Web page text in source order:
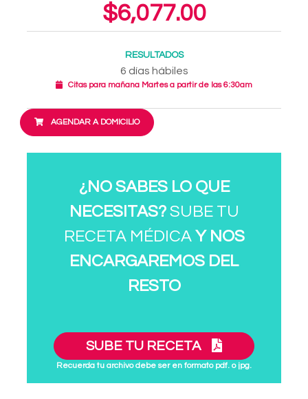
$6,077.00
RESULTADOS
6 días hábiles
Citas para mañana Martes a partir de las 6:30am
AGENDAR A DOMICILIO
¿NO SABES LO QUE
NECESITAS?SUBE TU
RECETA MÉDICA Y NOS
ENCARGAREMOS DEL
RESTO
SUBE TU RECETA
Recuerda tu archivo debe ser en formato pdf. o jpg.